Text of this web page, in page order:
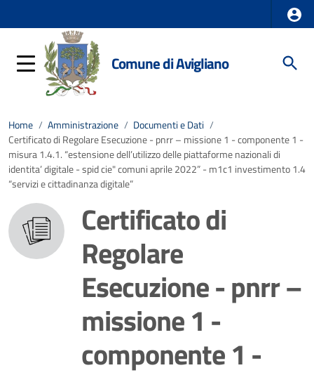
Comune di Avigliano
Home / Amministrazione / Documenti e Dati /
Certificato di Regolare Esecuzione - pnrr – missione 1 - componente 1 -
misura 1.4.1. “estensione dell’utilizzo delle piattaforme nazionali di
identita’ digitale - spid cie" comuni aprile 2022” - m1c1 investimento 1.4
“servizi e cittadinanza digitale”
Certificato di
Regolare
Esecuzione - pnrr –
missione 1 -
componente 1 -